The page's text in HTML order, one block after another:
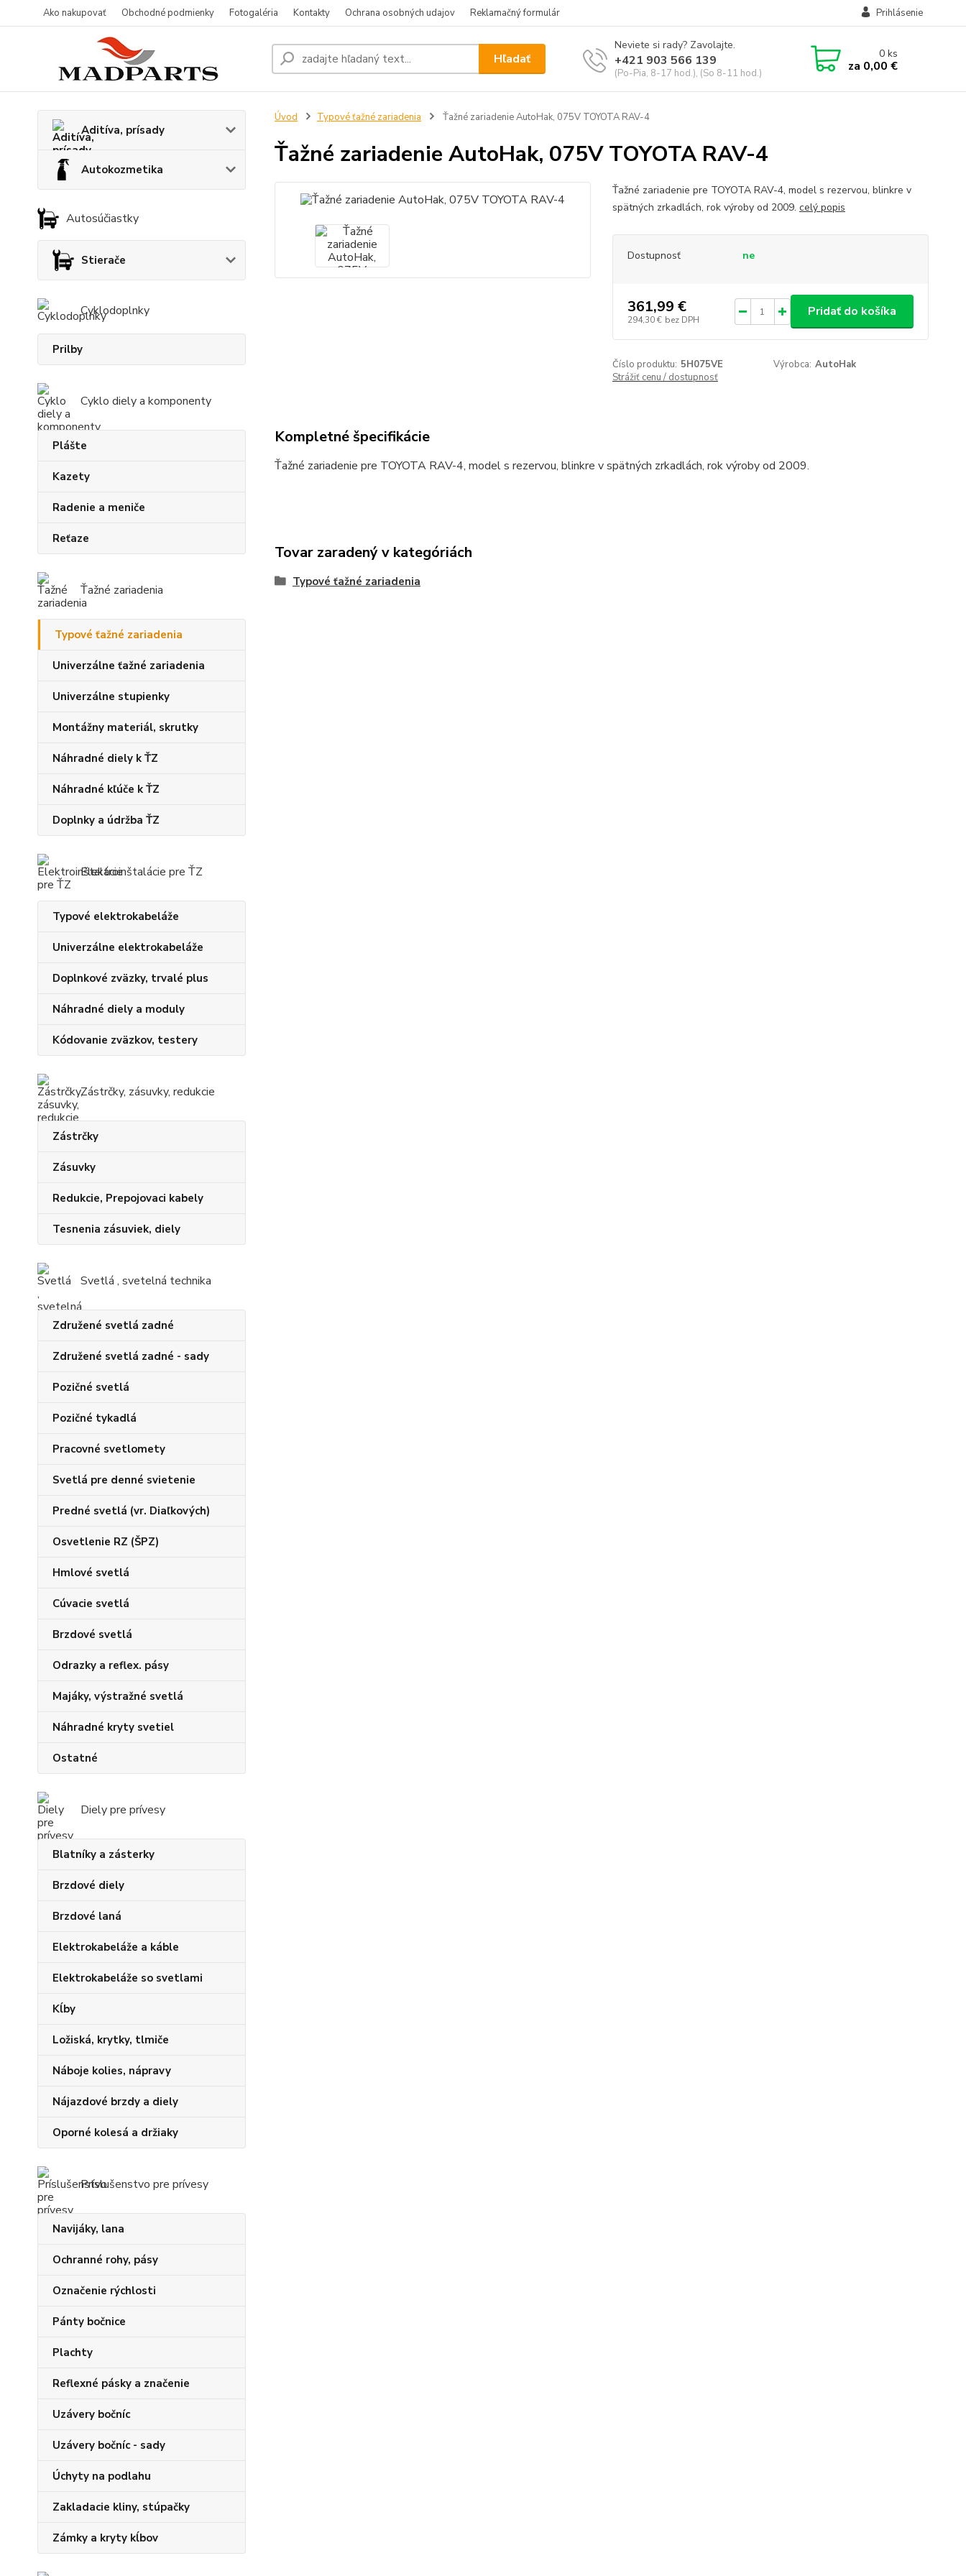
Ako nakupovať Obchodné podmienky Fotogaléria Kontakty Ochrana osobných udajov Reklamačný formulár Prihlásenie
Hľadať
Neviete si rady? Zavolajte.
+421 903 566 139
(Po-Pia, 8-17 hod.), (So 8-11 hod.)
0ks
za 0,00 €
Aditíva, prísady
Autokozmetika
Autosúčiastky
Stierače
Cyklodoplnky
Prilby
Cyklo diely a komponenty
Plášte
Kazety
Radenie a meniče
Reťaze
Ťažné zariadenia
Typové ťažné zariadenia
Univerzálne ťažné zariadenia
Univerzálne stupienky
Montážny materiál, skrutky
Náhradné diely k ŤZ
Náhradné kľúče k ŤZ
Doplnky a údržba ŤZ
Elektroinštalácie pre ŤZ
Typové elektrokabeláže
Univerzálne elektrokabeláže
Doplnkové zväzky, trvalé plus
Náhradné diely a moduly
Kódovanie zväzkov, testery
Zástrčky, zásuvky, redukcie
Zástrčky
Zásuvky
Redukcie, Prepojovaci kabely
Tesnenia zásuviek, diely
Svetlá , svetelná technika
Združené svetlá zadné
Združené svetlá zadné - sady
Pozičné svetlá
Pozičné tykadlá
Pracovné svetlomety
Svetlá pre denné svietenie
Predné svetlá (vr. Diaľkových)
Osvetlenie RZ (ŠPZ)
Hmlové svetlá
Cúvacie svetlá
Brzdové svetlá
Odrazky a reflex. pásy
Majáky, výstražné svetlá
Náhradné kryty svetiel
Ostatné
Diely pre prívesy
Blatníky a zásterky
Brzdové diely
Brzdové laná
Elektrokabeláže a káble
Elektrokabeláže so svetlami
Kĺby
Ložiská, krytky, tlmiče
Náboje kolies, nápravy
Nájazdové brzdy a diely
Oporné kolesá a držiaky
Príslušenstvo pre prívesy
Navijáky, lana
Ochranné rohy, pásy
Označenie rýchlosti
Pánty bočnice
Plachty
Reflexné pásky a značenie
Uzávery bočníc
Uzávery bočníc - sady
Úchyty na podlahu
Zakladacie kliny, stúpačky
Zámky a kryty kĺbov
Úvod Typové ťažné zariadenia Ťažné zariadenie AutoHak, 075V TOYOTA RAV-4
Ťažné zariadenie AutoHak, 075V TOYOTA RAV-4
Ťažné zariadenie pre TOYOTA RAV-4, model s rezervou, blinkre v
spätných zrkadlách, rok výroby od 2009. celý popis
Dostupnosť ne
361,99 €
294,30 € bez DPH
Pridať do košíka
Číslo produktu: 5H075VE Výrobca: AutoHak
Strážiť cenu / dostupnosť
Kompletné špecifikácie
Ťažné zariadenie pre TOYOTA RAV-4, model s rezervou, blinkre v spätných zrkadlách, rok výroby od 2009.
Tovar zaradený v kategóriách
Typové ťažné zariadenia